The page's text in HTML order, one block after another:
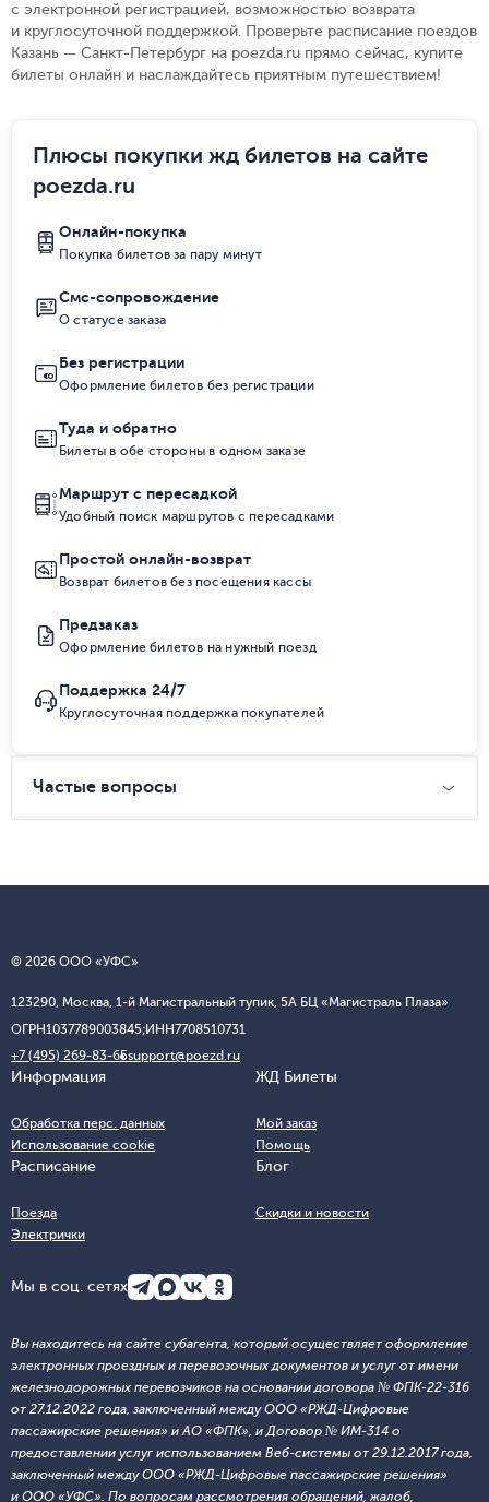
с электронной регистрацией, возможностью возврата
и круглосуточной поддержкой. Проверьте расписание поездов
Казань — Санкт-Петербург на poezda.ru прямо сейчас, купите
билеты онлайн и наслаждайтесь приятным путешествием!
Плюсы покупки жд билетов на сайте
poezda.ru
Онлайн-покупка
Покупка билетов за пару минут
Смс-сопровождение
О статусе заказа
Без регистрации
Оформление билетов без регистрации
Туда и обратно
Билеты в обе стороны в одном заказе
Маршрут с пересадкой
Удобный поиск маршрутов с пересадками
Простой онлайн-возврат
Возврат билетов без посещения кассы
Предзаказ
Оформление билетов на нужный поезд
Поддержка 24/7
Круглосуточная поддержка покупателей
Частые вопросы
© 2026 ООО «УФС»
123290, Москва, 1-й Магистральный тупик, 5А БЦ «Магистраль Плаза»
ОГРН1037789003845;ИНН7708510731
+7 (495) 269-83-65support@poezd.ru
Информация
Обработка перс. данных
Использование cookie
ЖД Билеты
Мой заказ
Помощь
Расписание
Поезда
Электрички
Блог
Скидки и новости
Мы в соц. сетях
Вы находитесь на сайте субагента, который осуществляет оформление
электронных проездных и перевозочных документов и услуг от имени
железнодорожных перевозчиков на основании договора № ФПК-22-316
от 27.12.2022 года, заключенный между ООО «РЖД-Цифровые
пассажирские решения» и АО «ФПК», и Договор № ИМ-314 о
предоставлении услуг использованием Веб-системы от 29.12.2017 года,
заключенный между ООО «РЖД-Цифровые пассажирские решения»
и ООО «УФС». По вопросам рассмотрения обращений, жалоб,